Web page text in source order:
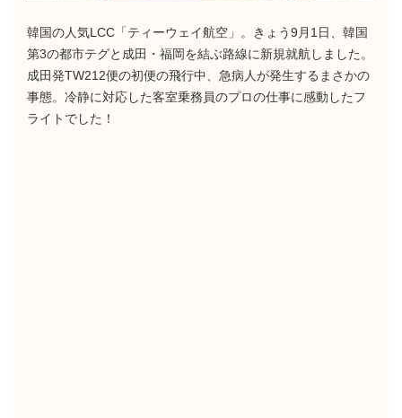
韓国の人気LCC「ティーウェイ航空」。きょう9月1日、韓国
第3の都市テグと成田・福岡を結ぶ路線に新規就航しました。
成田発TW212便の初便の飛行中、急病人が発生するまさかの
事態。冷静に対応した客室乗務員のプロの仕事に感動したフ
ライトでした！